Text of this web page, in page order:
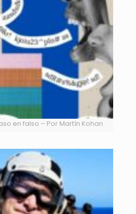
en falso – Por Martín Kohan